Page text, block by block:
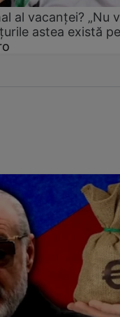
al vacanței? „Nu
astea există